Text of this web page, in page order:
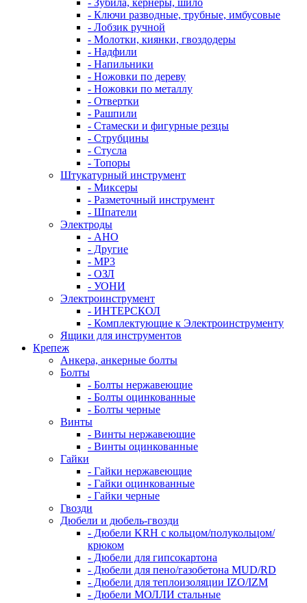
- Зубила, кернеры, шило
- Ключи разводные, трубные, имбусовые
- Лобзик ручной
- Молотки, киянки, гвоздодеры
- Надфили
- Напильники
- Ножовки по дереву
- Ножовки по металлу
- Отвертки
- Рашпили
- Стамески и фигурные резцы
- Струбцины
- Стусла
- Топоры
Штукатурный инструмент
- Миксеры
- Разметочный инструмент
- Шпатели
Электроды
- АНО
- Другие
- МР3
- ОЗЛ
- УОНИ
Электроинструмент
- ИНТЕРСКОЛ
- Комплектующие к Электроинструменту
Ящики для инструментов
Крепеж
Анкера, анкерные болты
Болты
- Болты нержавеющие
- Болты оцинкованные
- Болты черные
Винты
- Винты нержавеющие
- Винты оцинкованные
Гайки
- Гайки нержавеющие
- Гайки оцинкованные
- Гайки черные
Гвозди
Дюбели и дюбель-гвозди
- Дюбели KRH с кольцом/полукольцом/
крюком
- Дюбели для гипсокартона
- Дюбели для пено/газобетона MUD/RD
- Дюбели для теплоизоляции IZO/IZM
- Дюбели МОЛЛИ стальные